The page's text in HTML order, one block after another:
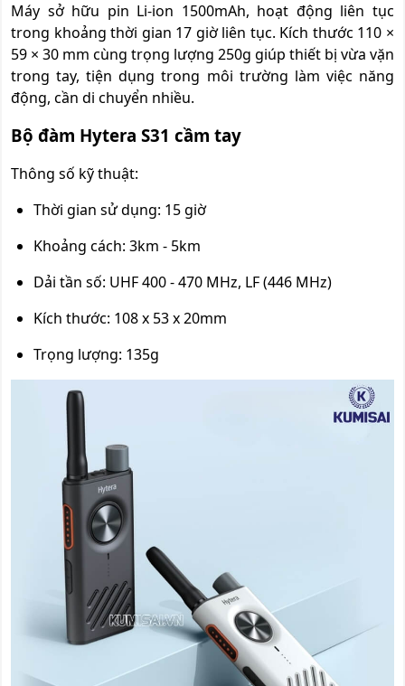
Máy sở hữu pin Li-ion 1500mAh, hoạt động liên tục
trong khoảng thời gian 17 giờ liên tục. Kích thước 110 ×
59 × 30 mm cùng trọng lượng 250g giúp thiết bị vừa vặn
trong tay, tiện dụng trong môi trường làm việc năng
động, cần di chuyển nhiều.
Bộ đàm Hytera S31 cầm tay
Thông số kỹ thuật:
Thời gian sử dụng: 15 giờ
Khoảng cách: 3km - 5km
Dải tần số: UHF 400 - 470 MHz, LF (446 MHz)
Kích thước: 108 x 53 x 20mm
Trọng lượng: 135g